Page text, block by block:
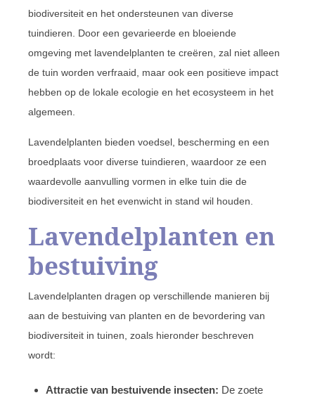
biodiversiteit en het ondersteunen van diverse
tuindieren. Door een gevarieerde en bloeiende
omgeving met lavendelplanten te creëren, zal niet alleen
de tuin worden verfraaid, maar ook een positieve impact
hebben op de lokale ecologie en het ecosysteem in het
algemeen.
Lavendelplanten bieden voedsel, bescherming en een
broedplaats voor diverse tuindieren, waardoor ze een
waardevolle aanvulling vormen in elke tuin die de
biodiversiteit en het evenwicht in stand wil houden.
Lavendelplanten en
bestuiving
Lavendelplanten dragen op verschillende manieren bij
aan de bestuiving van planten en de bevordering van
biodiversiteit in tuinen, zoals hieronder beschreven
wordt:
Attractie van bestuivende insecten: De zoete